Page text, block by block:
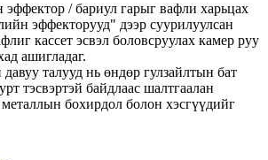
эффектор / бариул гарыг вафли харьцах
эффекторууд" дээр суурилуулсан
кассет эсвэл боловсруулах камер руу
ашигладаг.
талууд нь өндөр гулзайлтын бат
тэсвэртэй байдлаас шалтгаалан
металлын бохирдол болон хэсгүүдийг